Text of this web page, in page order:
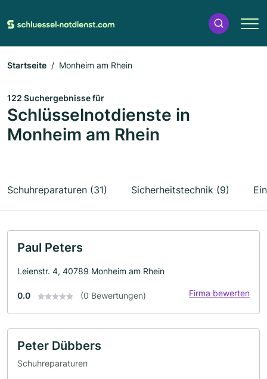
Startseite Monheim am Rhein
122 Suchergebnisse für
Schlüsselnotdienste in
Monheim am Rhein
Schuhreparaturen (31) Sicherheitstechnik (9)
Paul Peters
Leienstr. 4, 40789 Monheim am Rhein
0.0 (0 Bewertungen) Firma bewerten
Peter Dübbers
Schuhreparaturen